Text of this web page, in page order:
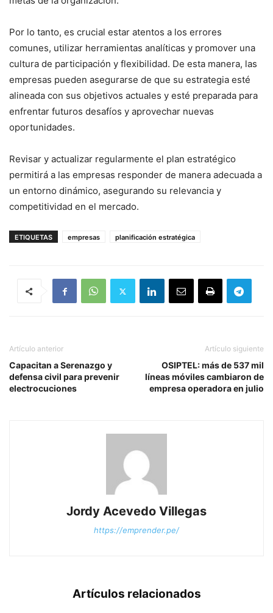
Por lo tanto, es crucial estar atentos a los errores
comunes, utilizar herramientas analíticas y promover una
cultura de participación y flexibilidad. De esta manera, las
empresas pueden asegurarse de que su estrategia esté
alineada con sus objetivos actuales y esté preparada para
enfrentar futuros desafíos y aprovechar nuevas
oportunidades.
Revisar y actualizar regularmente el plan estratégico
permitirá a las empresas responder de manera adecuada a
un entorno dinámico, asegurando su relevancia y
competitividad en el mercado.
ETIQUETAS empresas planificación estratégica
Artículo anterior
Capacitan a Serenazgo y
defensa civil para prevenir
electrocuciones
Artículo siguiente
OSIPTEL: más de 537 mil
líneas móviles cambiaron de
empresa operadora en julio
Jordy Acevedo Villegas
https://emprender.pe/
Artículos relacionados